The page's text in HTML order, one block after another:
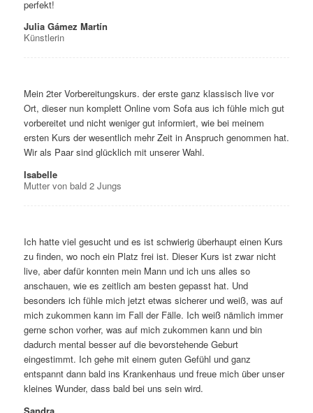
perfekt!
Julia Gámez Martín
Künstlerin
Mein 2ter Vorbereitungskurs. der erste ganz klassisch live vor
Ort, dieser nun komplett Online vom Sofa aus ich fühle mich gut
vorbereitet und nicht weniger gut informiert, wie bei meinem
ersten Kurs der wesentlich mehr Zeit in Anspruch genommen hat.
Wir als Paar sind glücklich mit unserer Wahl.
Isabelle
Mutter von bald 2 Jungs
Ich hatte viel gesucht und es ist schwierig überhaupt einen Kurs
zu finden, wo noch ein Platz frei ist. Dieser Kurs ist zwar nicht
live, aber dafür konnten mein Mann und ich uns alles so
anschauen, wie es zeitlich am besten gepasst hat. Und
besonders ich fühle mich jetzt etwas sicherer und weiß, was auf
mich zukommen kann im Fall der Fälle. Ich weiß nämlich immer
gerne schon vorher, was auf mich zukommen kann und bin
dadurch mental besser auf die bevorstehende Geburt
eingestimmt. Ich gehe mit einem guten Gefühl und ganz
entspannt dann bald ins Krankenhaus und freue mich über unser
kleines Wunder, dass bald bei uns sein wird.
Sandra